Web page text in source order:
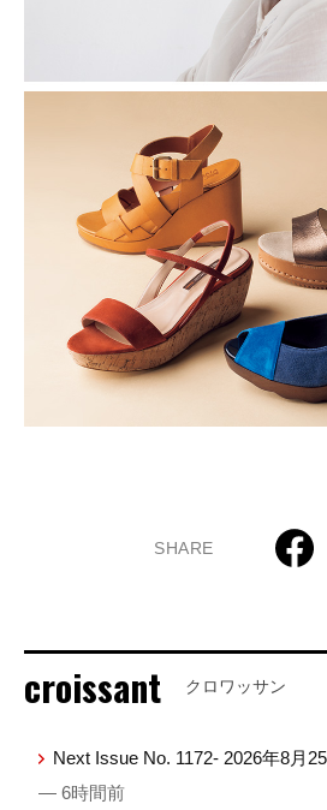
SHARE
croissant クロワッサン
Next Issue No. 1172- 2026年8月
— 6時間前